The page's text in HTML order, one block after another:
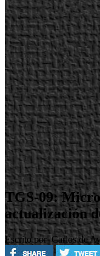
TGS-09:
actualización
Escrito por Carlos de